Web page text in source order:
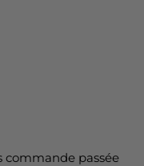
commande passée